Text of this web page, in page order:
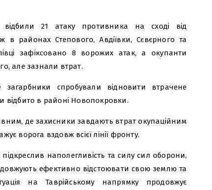
21 атаку противника на сході від
в районах Степового, Авдіївки, Сєвєрного та
зафіксовано 8 ворожих атак, а окупанти
але зазнали втрат.
загарбники спробували відновити втрачене
відбито в районі Новопокровки.
де захисники завдають втрат окупаційним
ворога вздовж всієї лінії фронту.
наполегливість та силу сил оборони,
ефективно відстоювати свою землю та
на Таврійському напрямку продовжує